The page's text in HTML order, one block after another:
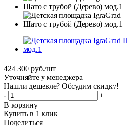
424 300 руб./шт
Уточняйте у менеджера
Нашли дешевле? Обсудим скидку!
-
+
В корзину
Купить в 1 клик
Поделиться